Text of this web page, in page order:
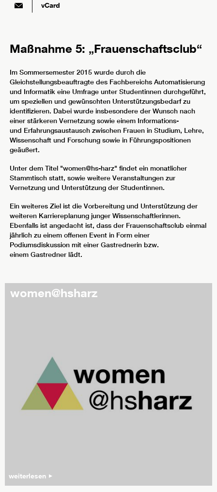
vCard
Maßnahme 5: „Frauenschaftsclub“
Im Sommersemester 2015 wurde durch die
Gleichstellungsbeauftragte des Fachbereichs Automatisierung
und Informatik eine Umfrage unter Studentinnen durchgeführt,
um speziellen und gewünschten Unterstützungsbedarf zu
identifizieren. Dabei wurde insbesondere der Wunsch nach
einer stärkeren Vernetzung sowie einem Informations-
und Erfahrungsaustausch zwischen Frauen in Studium, Lehre,
Wissenschaft und Forschung sowie in Führungspositionen
geäußert.
Unter dem Titel "women@hs-harz" findet ein monatlicher
Stammtisch statt, sowie weitere Veranstaltungen zur
Vernetzung und Unterstützung der Studentinnen.
Ein weiteres Ziel ist die Vorbereitung und Unterstützung der
weiteren Karriereplanung junger Wissenschaftlerinnen.
Ebenfalls ist angedacht ist, dass der Frauenschaftsclub einmal
jährlich zu einem offenen Event in Form einer
Podiumsdiskussion mit einer Gastrednerin bzw.
einem Gastredner lädt.
women@hsharz
weiterlesen